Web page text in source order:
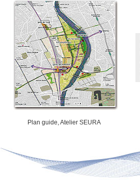
Plan guide, Atelier SEURA